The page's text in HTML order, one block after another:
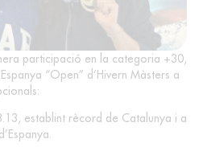
participació en la categoria +30,
“Open” d’Hivern Màsters a
establint rècord de Catalunya i a